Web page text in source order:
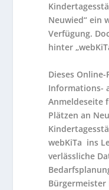
Neuwied“ ein
Verfügung.
hinter
Dieses
Informations-
Anmeldeseite
Plätzen an
webKiTa ins
verlässliche
Bürgermeister